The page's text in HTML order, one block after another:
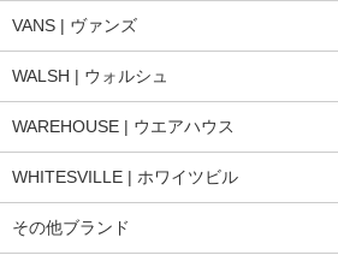
VANS | ヴァンズ
WALSH | ウォルシュ
WAREHOUSE | ウエアハウス
WHITESVILLE | ホワイツビル
その他ブランド